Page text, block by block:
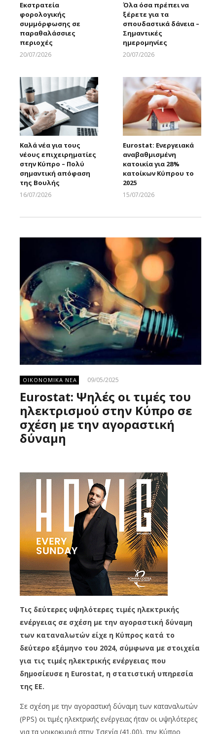
Εκστρατεία
φορολογικής
συμμόρφωσης σε
παραθαλάσσιες
περιοχές
20/07/2026
Όλα όσα πρέπει να
ξέρετε για τα
σπουδαστικά δάνεια –
Σημαντικές
ημερομηνίες
20/07/2026
Καλά νέα για τους
νέους επιχειρηματίες
στην Κύπρο – Πολύ
σημαντική απόφαση
της Βουλής
16/07/2026
Eurostat: Ενεργειακά
αναβαθμισμένη
κατοικία για 28%
κατοίκων Κύπρου το
2025
15/07/2026
ΟΙΚΟΝΟΜΙΚΑ ΝΕΑ 09/05/2025
Eurostat: Ψηλές οι τιμές του
ηλεκτρισμού στην Κύπρο σε
σχέση με την αγοραστική
δύναμη
Τις δεύτερες υψηλότερες τιμές ηλεκτρικής
ενέργειας σε σχέση με την αγοραστική δύναμη
των καταναλωτών είχε η Κύπρος κατά το
δεύτερο εξάμηνο του 2024, σύμφωνα με στοιχεία
για τις τιμές ηλεκτρικής ενέργειας που
δημοσίευσε η Eurostat, η στατιστική υπηρεσία
της ΕΕ.
Σε σχέση με την αγοραστική δύναμη των καταναλωτών
(PPS) οι τιμές ηλεκτρικής ενέργειας ήταν οι υψηλότερες
για τα νοικοκυριά στην Τσεχία (41,00), την Κύπρο